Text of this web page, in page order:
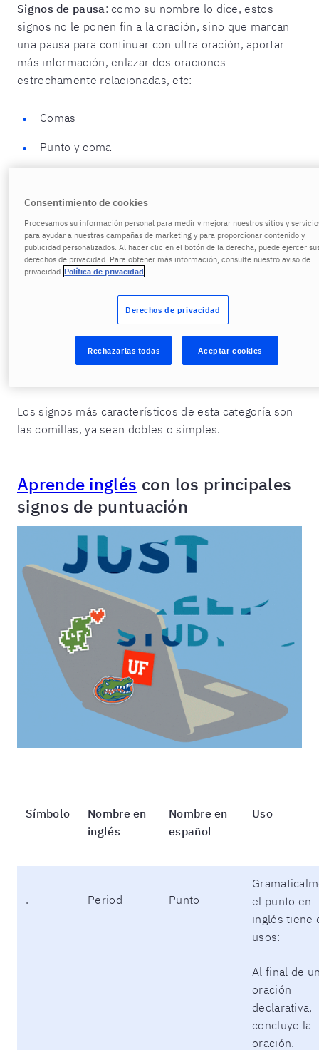
Signos de pausa: como su nombre lo dice, estos
signos no le ponen fin a la oración, sino que marcan
una pausa para continuar con ultra oración, aportar
más información, enlazar dos oraciones
estrechamente relacionadas, etc:
Comas
Punto y coma
Puntos suspensivos
Guiones
porque se retoma información, frases, aportaciones
científicos, etc, de un determinado autor, la cual, un
segundo autor integra en su propia oración, es decir,
el segundo autor cita dentro de su contenido
Los signos más característicos de esta categoría son
las comillas, ya sean dobles o simples.
Aprende inglés con los principales
signos de puntuación
Símbolo
Nombre en
inglés
Nombre en
español
Uso
. Period Punto
el punto en
inglés tiene
usos:
Al final de
oración
declarativa,
concluye la
oración.
Consentimiento de cookies
Procesamos su información personal para medir y mejorar nuestros sitios y
para ayudar a nuestras campañas de marketing y para proporcionar contenido y
publicidad personalizados. Al hacer clic en el botón de la derecha, puede ejercer
derechos de privacidad. Para obtener más información, consulte nuestro aviso de
privacidad Política de privacidad
Derechos de privacidad
Rechazarlas todas Aceptar cookies